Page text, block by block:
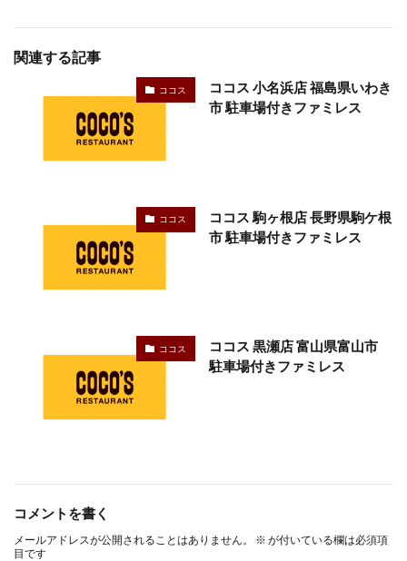
関連する記事
ココス
ココス 小名浜店 福島県いわき
市 駐車場付きファミレス
ココス
ココス 駒ヶ根店 長野県駒ケ根
市 駐車場付きファミレス
ココス
ココス 黒瀬店 富山県富山市
駐車場付きファミレス
コメントを書く
メールアドレスが公開されることはありません。 ※ が付いている欄は必須項
目です